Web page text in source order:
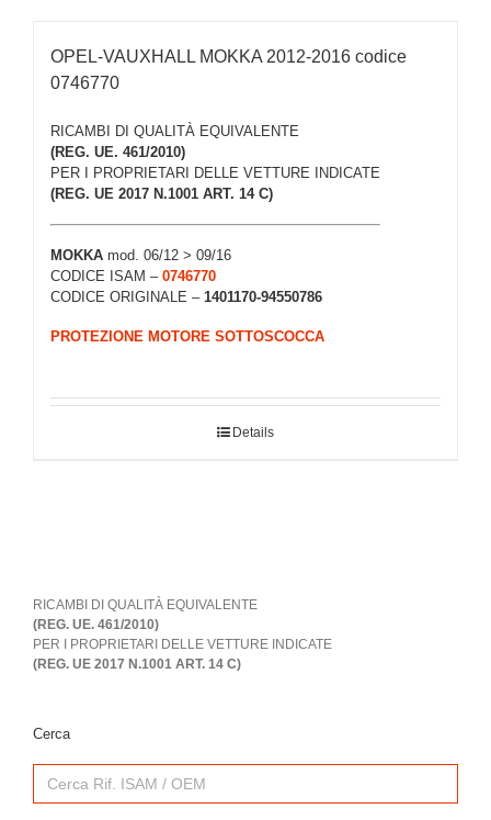
OPEL-VAUXHALL MOKKA 2012-2016 codice
0746770
RICAMBI DI QUALITÀ EQUIVALENTE
(REG. UE. 461/2010)
PER I PROPRIETARI DELLE VETTURE INDICATE
(REG. UE 2017 N.1001 ART. 14 C)
MOKKA mod. 06/12 > 09/16
CODICE ISAM – 0746770
CODICE ORIGINALE – 1401170-94550786
PROTEZIONE MOTORE SOTTOSCOCCA
Details
RICAMBI DI QUALITÀ EQUIVALENTE
(REG. UE. 461/2010)
PER I PROPRIETARI DELLE VETTURE INDICATE
(REG. UE 2017 N.1001 ART. 14 C)
Cerca
Search
for: